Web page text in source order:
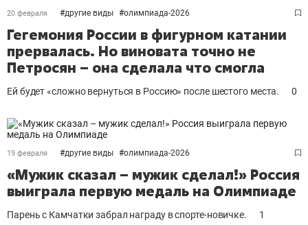
20 февраля #другие виды #олимпиада-2026
Гегемония России в фигурном катании
прервалась. Но виновата точно не
Петросян – она сделала что смогла
Ей будет «сложно вернуться в Россию» после шестого места. 0
19 февраля #другие виды #олимпиада-2026
«Мужик сказал – мужик сделал!» Россия
выиграла первую медаль на Олимпиаде
Парень с Камчатки забрал награду в спорте-новичке. 1